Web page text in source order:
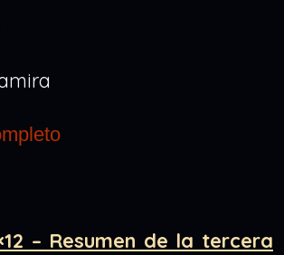
– Resumen de la tercera